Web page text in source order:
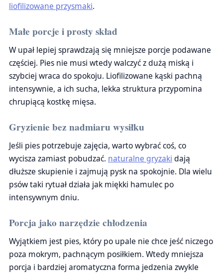
liofilizowane przysmaki.
Małe porcje i prosty skład
W upał lepiej sprawdzają się mniejsze porcje podawane
częściej. Pies nie musi wtedy walczyć z dużą miską i
szybciej wraca do spokoju. Liofilizowane kąski pachną
intensywnie, a ich sucha, lekka struktura przypomina
chrupiącą kostkę mięsa.
Gryzienie bez nadmiaru wysiłku
Jeśli pies potrzebuje zajęcia, warto wybrać coś, co
wycisza zamiast pobudzać. naturalne gryzaki dają
dłuższe skupienie i zajmują pysk na spokojnie. Dla wielu
psów taki rytuał działa jak miękki hamulec po
intensywnym dniu.
Porcja jako narzędzie chłodzenia
Wyjątkiem jest pies, który po upale nie chce jeść niczego
poza mokrym, pachnącym posiłkiem. Wtedy mniejsza
porcja i bardziej aromatyczna forma jedzenia zwykle